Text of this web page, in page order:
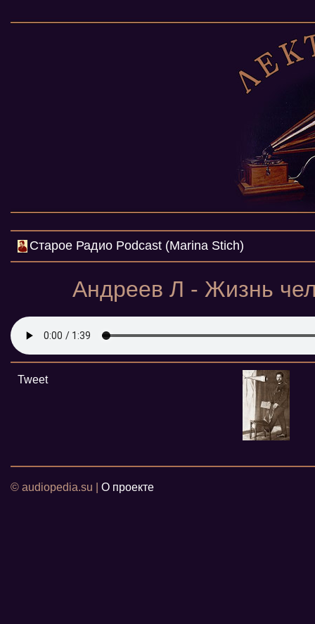
Cтарое Радио Podcast (Marina Stich)
Андреев Л - Жизнь
Tweet
© audiopedia.su | О проекте